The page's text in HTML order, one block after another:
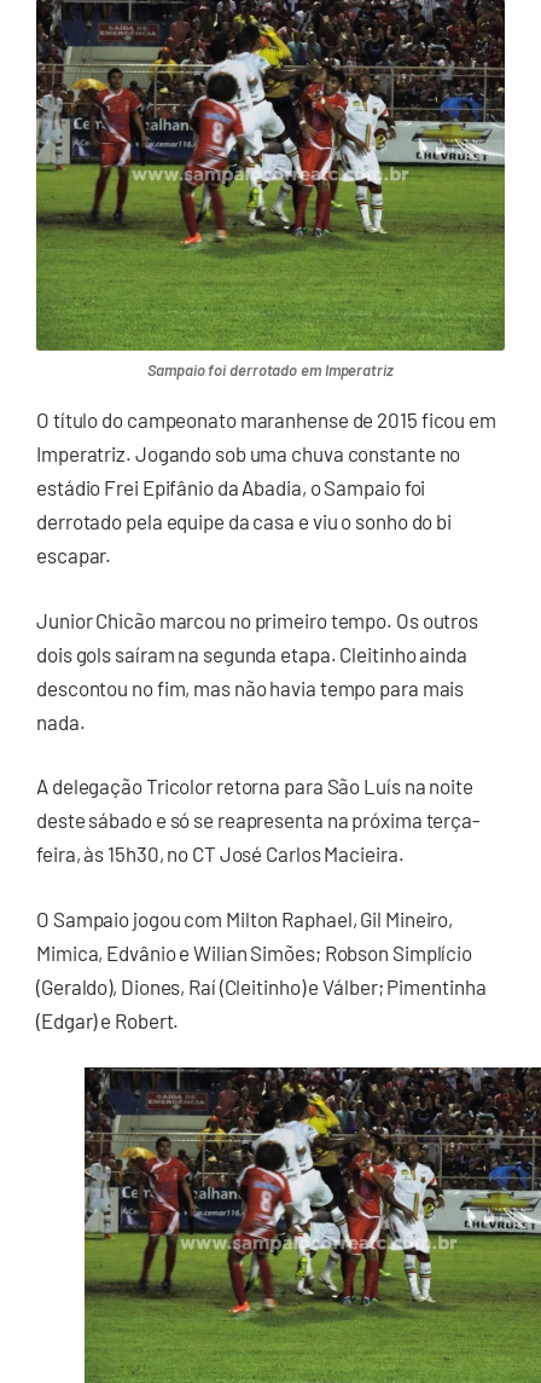
Sampaio foi derrotado em Imperatriz
O título do campeonato maranhense de 2015 ficou em
Imperatriz. Jogando sob uma chuva constante no
estádio Frei Epifânio da Abadia, o Sampaio foi
derrotado pela equipe da casa e viu o sonho do bi
escapar.
Junior Chicão marcou no primeiro tempo. Os outros
dois gols saíram na segunda etapa. Cleitinho ainda
descontou no fim, mas não havia tempo para mais
nada.
A delegação Tricolor retorna para São Luís na noite
deste sábado e só se reapresenta na próxima terça-
feira, às 15h30, no CT José Carlos Macieira.
O Sampaio jogou com Milton Raphael, Gil Mineiro,
Mimica, Edvânio e Wilian Simões; Robson Simplício
(Geraldo), Diones, Raí (Cleitinho) e Válber; Pimentinha
(Edgar) e Robert.